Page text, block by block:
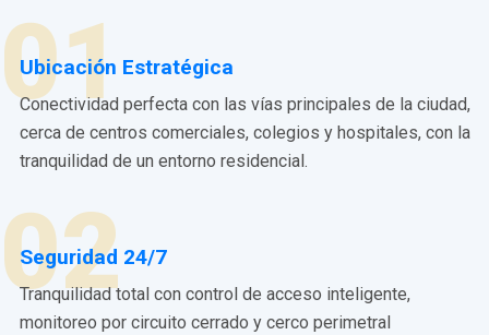
01
Ubicación Estratégica
Conectividad perfecta con las vías principales de la ciudad,
cerca de centros comerciales, colegios y hospitales, con la
tranquilidad de un entorno residencial.
02
Seguridad 24/7
Tranquilidad total con control de acceso inteligente,
monitoreo por circuito cerrado y cerco perimetral